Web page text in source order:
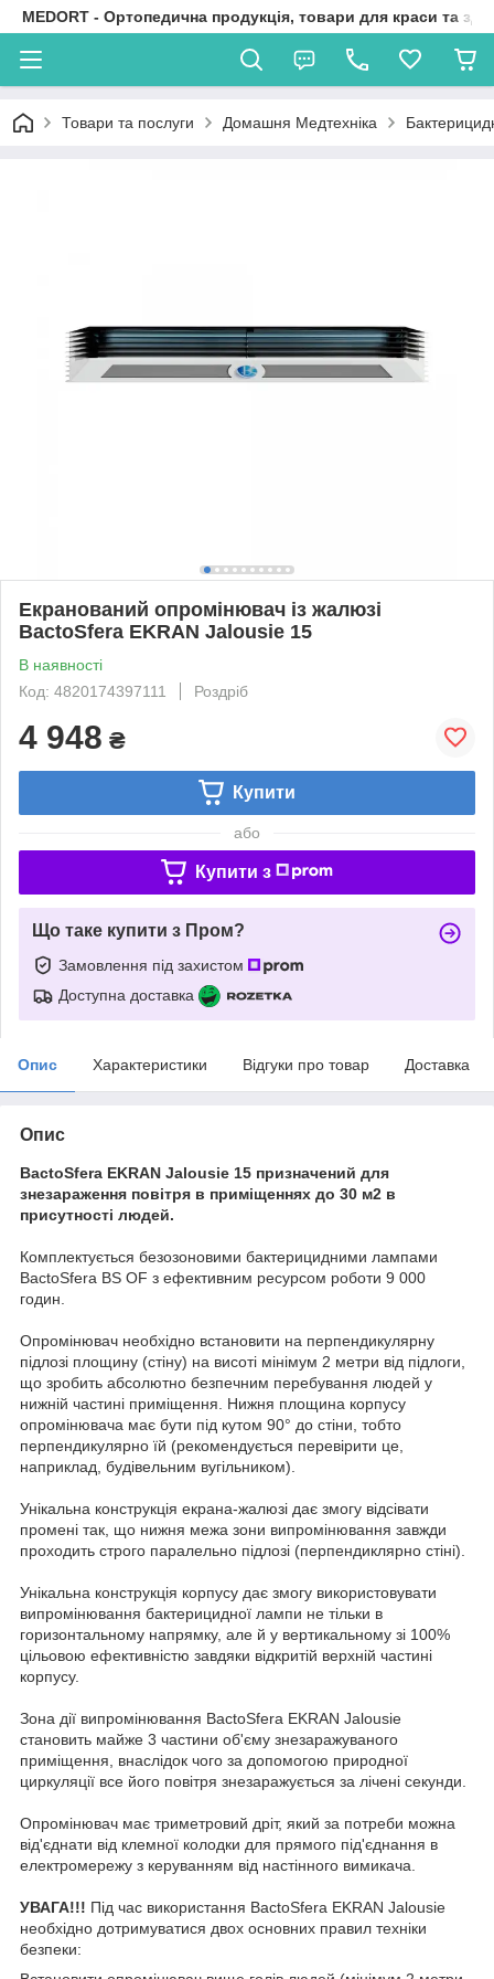
MEDORT - Ортопедична продукція, товари для краси та
Товари та послуги Домашня Медтехніка
Екранований опромінювач із жалюзі
BactoSfera EKRAN Jalousie 15
В наявності
Код: 4820174397111
Роздріб
4 948 ₴
Купити
або
Купити з
Що таке купити з Пром?
Замовлення під захистом
Доступна доставка
Опис Характеристики Відгуки про товар Доставка
Опис
BactoSfera EKRAN Jalousie 15 призначений для
знезараження повітря в приміщеннях до 30 м2 в
присутності людей.
Комплектується безозоновими бактерицидними лампами
BactoSfera BS OF з ефективним ресурсом роботи 9 000
годин.
Опромінювач необхідно встановити на перпендикулярну
підлозі площину (стіну) на висоті мінімум 2 метри від підлоги,
що зробить абсолютно безпечним перебування людей у
нижній частині приміщення. Нижня площина корпусу
опромінювача має бути під кутом 90° до стіни, тобто
перпендикулярно їй (рекомендується перевірити це,
наприклад, будівельним вугільником).
Унікальна конструкція екрана-жалюзі дає змогу відсівати
промені так, що нижня межа зони випромінювання завжди
проходить строго паралельно підлозі (перпендиклярно стіні).
Унікальна конструкція корпусу дає змогу використовувати
випромінювання бактерицидної лампи не тільки в
горизонтальному напрямку, але й у вертикальному зі 100%
цільовою ефективністю завдяки відкритій верхній частині
корпусу.
Зона дії випромінювання BactoSfera EKRAN Jalousie
становить майже 3 частини об'єму знезаражуваного
приміщення, внаслідок чого за допомогою природної
циркуляції все його повітря знезаражується за лічені секунди.
Опромінювач має триметровий дріт, який за потреби можна
від'єднати від клемної колодки для прямого під'єднання в
електромережу з керуванням від настінного вимикача.
УВАГА!!! Під час використання BactoSfera EKRAN Jalousie
необхідно дотримуватися двох основних правил техніки
безпеки: